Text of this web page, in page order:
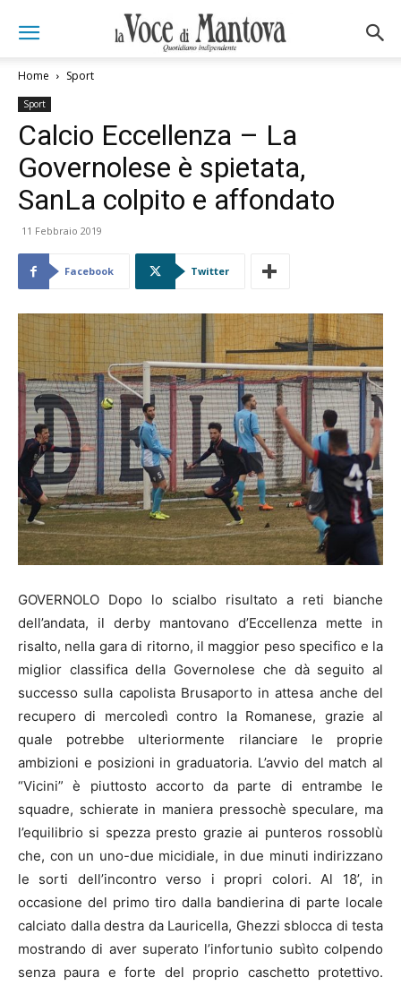
Home Sport
Sport
Calcio Eccellenza – La
Governolese è spietata,
SanLa colpito e affondato
11 Febbraio 2019
Facebook Twitter
GOVERNOLO Dopo lo scialbo risultato a reti bianche
dell’andata, il derby mantovano d’Eccellenza mette in
risalto, nella gara di ritorno, il maggior peso specifico e la
miglior classifica della Governolese che dà seguito al
successo sulla capolista Brusaporto in attesa anche del
recupero di mercoledì contro la Romanese, grazie al
quale potrebbe ulteriormente rilanciare le proprie
ambizioni e posizioni in graduatoria. L’avvio del match al
“Vicini” è piuttosto accorto da parte di entrambe le
squadre, schierate in maniera pressochè speculare, ma
l’equilibrio si spezza presto grazie ai punteros rossoblù
che, con un uno-due micidiale, in due minuti indirizzano
le sorti dell’incontro verso i propri colori. Al 18’, in
occasione del primo tiro dalla bandierina di parte locale
calciato dalla destra da Lauricella, Ghezzi sblocca di testa
mostrando di aver superato l’infortunio subìto colpendo
senza paura e forte del proprio caschetto protettivo.